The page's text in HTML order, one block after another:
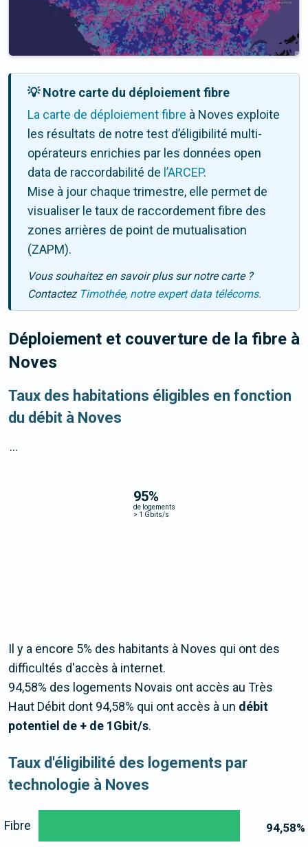
💡 Notre carte du déploiement fibre
La carte de déploiement fibre à Noves exploite
les résultats de notre test d’éligibilité multi-
opérateurs enrichies par les données open
data de raccordabilité de l’ARCEP.
Mise à jour chaque trimestre, elle permet de
visualiser le taux de raccordement fibre des
zones arrières de point de mutualisation
(ZAPM).
Vous souhaitez en savoir plus sur notre carte ?
Contactez Timothée, notre expert data télécoms.
Déploiement et couverture de la fibre à
Noves
Taux des habitations éligibles en fonction
du débit à Noves
95%
de logements
> 1 Gbits/s
...
Il y a encore 5% des habitants à Noves qui ont des
difficultés d'accès à internet.
94,58% des logements Novais ont accès au Très
Haut Débit dont 94,58% qui ont accès à un débit
potentiel de + de 1Gbit/s.
Taux d'éligibilité des logements par
technologie à Noves
94,58%
Fibre